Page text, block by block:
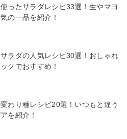
ったサラダレシピ33選！生やマヨ
の一品を紹介！
ラダの人気レシピ30選！おしゃれ
クでおすすめ！
わり種レシピ20選！いつもと違う
を紹介！